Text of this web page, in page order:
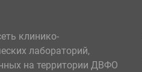
клинико-
лабораторий,
на территории ДВФО